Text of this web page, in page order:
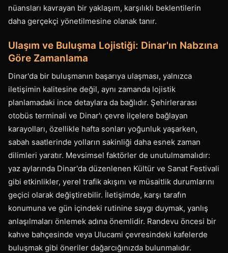
nüansları kavrayan bir yaklaşım, karşılıklı beklentilerin
daha gerçekçi yönetilmesine olanak tanır.
Ulaşım ve Buluşma Lojistiği: Dinar'ın Nabzına
Göre Zamanlama
Dinar'da bir buluşmanın başarıya ulaşması, yalnızca
iletişimin kalitesine değil, aynı zamanda lojistik
planlamadaki ince detaylara da bağlıdır. Şehirlerarası
otobüs terminali ve Dinar'ı çevre ilçelere bağlayan
karayolları, özellikle hafta sonları yoğunluk yaşarken,
sabah saatlerinde yolların sakinliği daha esnek zaman
dilimleri yaratır. Mevsimsel faktörler de unutulmamalıdır:
yaz aylarında Dinar'da düzenlenen Kültür ve Sanat Festivali
gibi etkinlikler, yerel trafik akışını ve müsaitlik durumlarını
geçici olarak değiştirebilir. İletişimde, karşı tarafın
konumuna ve gün içindeki rutinine saygı duymak, yanlış
anlaşılmaları önlemek adına önemlidir. Randevu öncesi bir
kahve bahçesinde veya Ulucami çevresindeki kafelerde
buluşmak gibi öneriler dağarcığınızda bulunmalıdır.